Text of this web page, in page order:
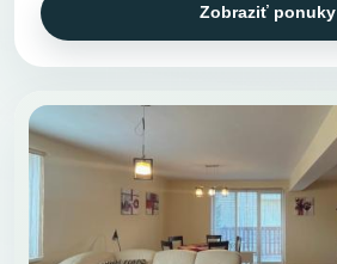
Zobraziť ponuky